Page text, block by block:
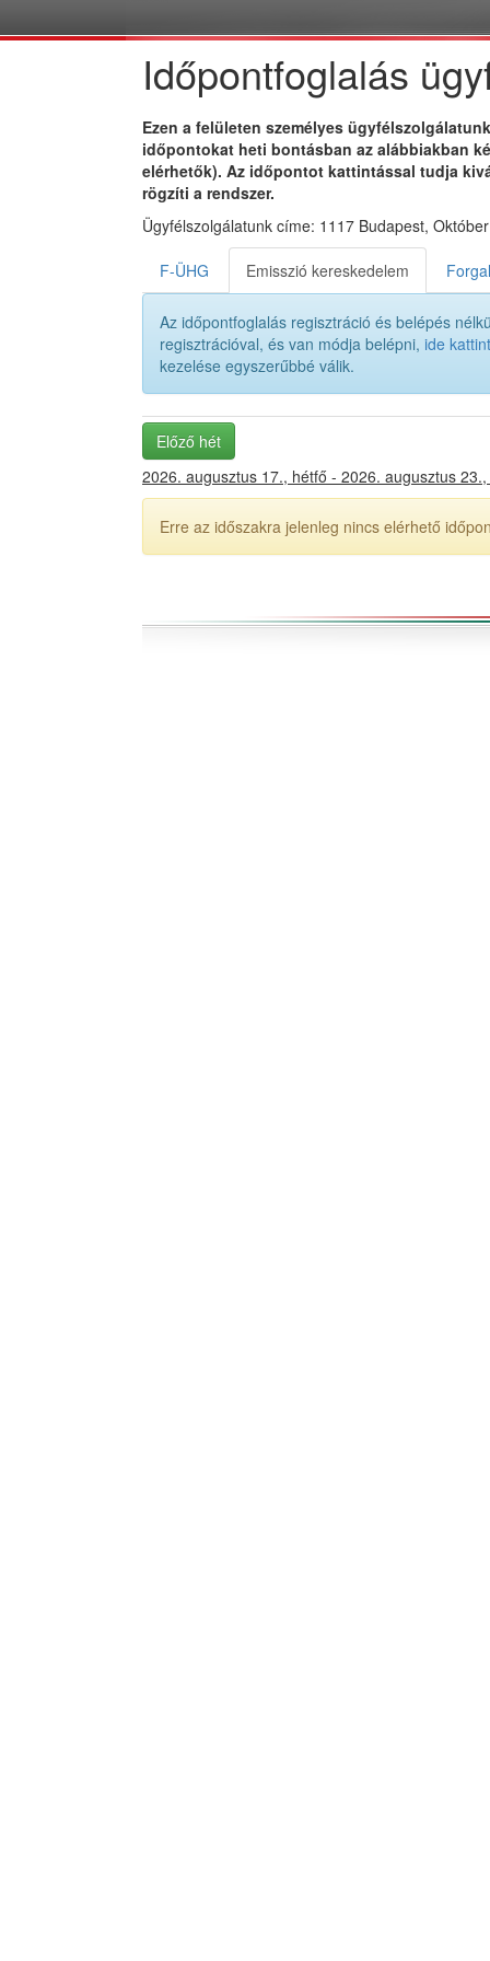
Időpontfoglalás
Ezen a felületen személyes
időpontokat heti bontásban az alábbiakban
elérhetők). Az időpontot kattintással tudja
rögzíti a rendszer.
Ügyfélszolgálatunk címe: 1117 Budapest,
F-ÜHG Emisszió kereskedelem
Az időpontfoglalás regisztráció és belépés
regisztrációval, és van módja belépni, ide
kezelése egyszerűbbé válik.
Előző hét
2026. augusztus 17., hétfő - 2026. augusztus
Erre az időszakra jelenleg nincs elérhető